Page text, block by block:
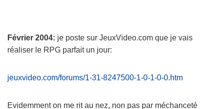
Février 2004: je poste sur JeuxVideo.com que je vais
réaliser le RPG parfait un jour:
jeuxvideo.com/forums/1-31-8247500-1-0-1-0-0.htm
Evidemment on me rit au nez, non pas par méchanceté